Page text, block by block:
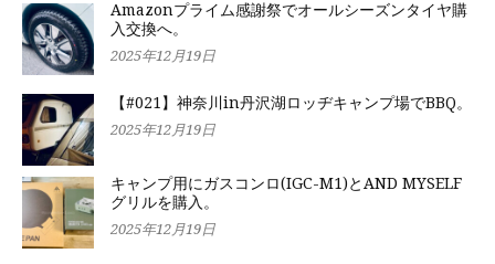
Amazonプライム感謝祭でオールシーズンタイヤ購
入交換へ。
2025年12月19日
【#021】神奈川in丹沢湖ロッヂキャンプ場でBBQ。
2025年12月19日
キャンプ用にガスコンロ(IGC-M1)とAND MYSELF
グリルを購入。
2025年12月19日